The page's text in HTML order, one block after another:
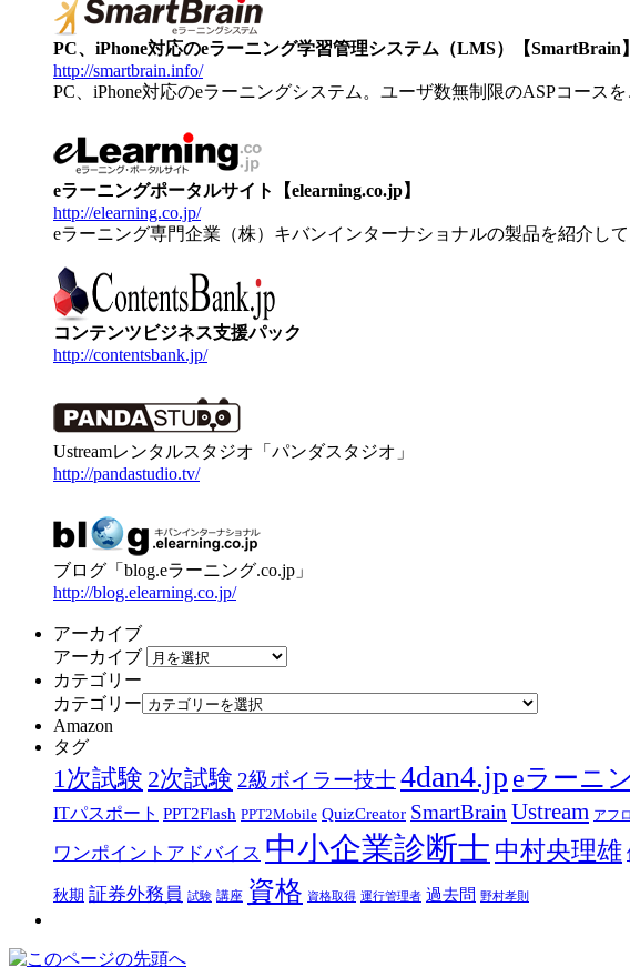
PC、iPhone対応のeラーニング学習管理システム（LMS）【SmartBrain】
http://smartbrain.info/
PC、iPhone対応のeラーニングシステム。ユーザ数無制限のASPコースを
eラーニングポータルサイト【elearning.co.jp】
http://elearning.co.jp/
eラーニング専門企業（株）キバンインターナショナルの製品を紹介して
コンテンツビジネス支援パック
http://contentsbank.jp/
Ustreamレンタルスタジオ「パンダスタジオ」
http://pandastudio.tv/
ブログ「blog.eラーニング.co.jp」
http://blog.elearning.co.jp/
アーカイブ
アーカイブ
カテゴリー
カテゴリー
Amazon
タグ
1次試験 2次試験 2級ボイラー技士4dan4.jp eラーニ
ITパスポート PPT2Flash PPT2Mobile QuizCreator SmartBrain Ustream アフ
ワンポイントアドバイス 中小企業診断士 中村央理雄
秋期 証券外務員 試験 講座 資格 資格取得 運行管理者 過去問 野村孝則